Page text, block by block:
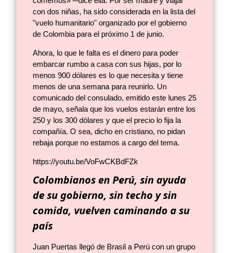
con dos niñas, ha sido considerada en la lista del
"vuelo humanitario" organizado por el gobierno
de Colombia para el próximo 1 de junio.
Ahora, lo que le falta es el dinero para poder
embarcar rumbo a casa con sus hijas, por lo
menos 900 dólares es lo que necesita y tiene
menos de una semana para reunirlo. Un
comunicado del consulado, emitido este lunes 25
de mayo, señala que los vuelos estarán entre los
250 y los 300 dólares y que el precio lo fija la
compañía. O sea, dicho en cristiano, no pidan
rebaja porque no estamos a cargo del tema.
https://youtu.be/VoFwCKBdFZk
Colombianos en Perú, sin ayuda
de su gobierno, sin techo y sin
comida, vuelven caminando a su
país
Juan Puertas llegó de Brasil a Perú con un grupo